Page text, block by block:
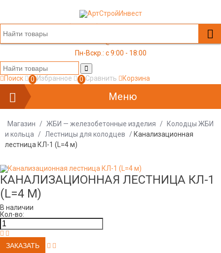
+7 (499) 117-03-05
Пн-Вскр.: c 9:00 - 18:00
Поиск 0 Избранное 0 Сравнить Корзина
Меню
Магазин / ЖБИ — железобетонные изделия /
Колодцы ЖБИ
и кольца
/ Лестницы для колодцев / Канализационная
лестница КЛ-1 (L=4 м)
КАНАЛИЗАЦИОННАЯ ЛЕСТНИЦА КЛ-1
(L=4 М)
В наличии
Кол-во: